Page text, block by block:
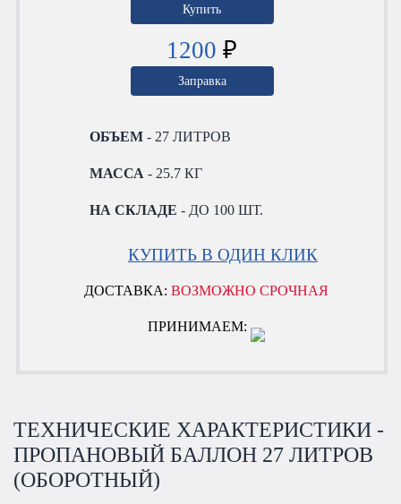
Купить
1200 ₽
Заправка
ОБЪЕМ - 27 ЛИТРОВ
МАССА - 25.7 КГ
НА СКЛАДЕ - ДО 100 ШТ.
КУПИТЬ В ОДИН КЛИК
ДОСТАВКА:ВОЗМОЖНО СРОЧНАЯ
ПРИНИМАЕМ:
ТЕХНИЧЕСКИЕ ХАРАКТЕРИСТИКИ -
ПРОПАНОВЫЙ БАЛЛОН 27 ЛИТРОВ
(ОБОРОТНЫЙ)